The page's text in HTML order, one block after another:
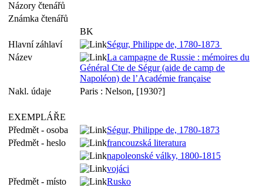
Názory čtenářů
Známka čtenářů
BK
Hlavní záhlaví
Ségur, Philippe de, 1780-1873
Název
La campagne de Russie : mémoires du
Général Cte de Ségur (aide de camp de
Napoléon) de l’Académie française
Nakl. údaje
Paris : Nelson, [1930?]
EXEMPLÁŘE
Předmět - osoba
Ségur, Philippe de, 1780-1873
Předmět - heslo
francouzská literatura
napoleonské války, 1800-1815
vojáci
Předmět - místo
Rusko